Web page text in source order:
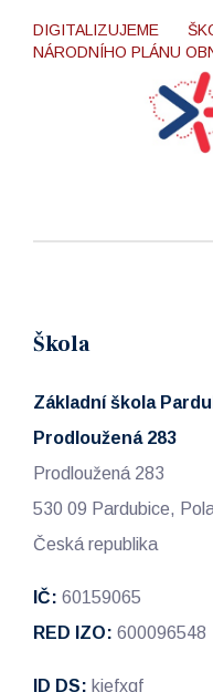
DIGITALIZUJEME
NÁRODNÍHO PLÁNU
Škola
Základní škola
Prodloužená 283
Prodloužená 283
530 09 Pardubice,
Česká republika
IČ: 60159065
RED IZO: 600096548
ID DS: kjefxqf